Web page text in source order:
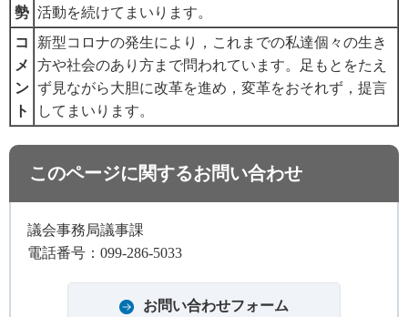
勢 活動を続けてまいります。
コ
メ
ン
ト
新型コロナの発生により，これまでの私達個々の生き
方や社会のあり方まで問われています。足もとをたえ
ず見ながら大胆に改革を進め，変革をおそれず，提言
してまいります。
このページに関するお問い合わせ
議会事務局議事課
電話番号：099-286-5033